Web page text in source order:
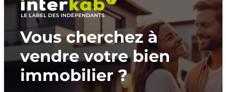
Vous cherchez à
vendre votre bien
immobilier ?